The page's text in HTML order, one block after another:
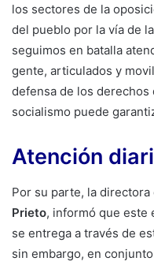
los sectores de la
del pueblo por la vía de
seguimos en batalla
gente, articulados y
defensa de los
socialismo puede
Atención
Por su parte, la
Prieto, informó que este
se entrega a través de
sin embargo, en